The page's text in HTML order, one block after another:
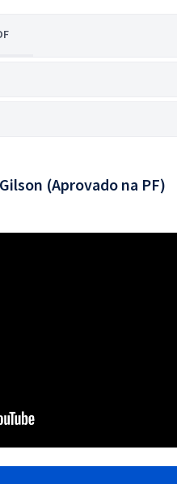
(Aprovado na PF)